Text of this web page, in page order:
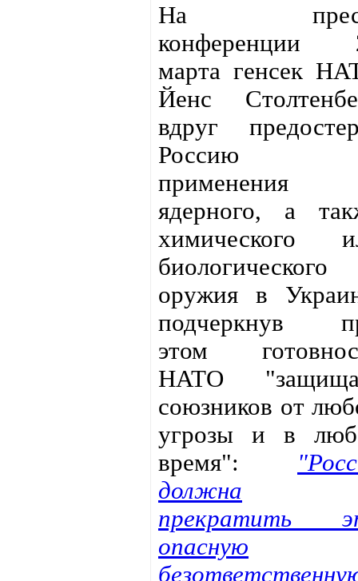
На
конференции
марта генсек
Йенс
вдруг
Россию
применения
ядерного, а
химического
биологического
оружия в
подчеркнув
этом
НАТО
союзников от
угрозы и в
время":
должна
прекратить
опасную